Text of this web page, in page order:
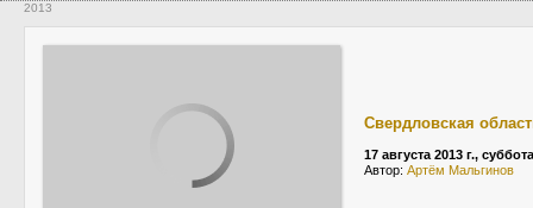
2013
Свердловская
17 августа 2013 г., суббота
Автор: Артём Мальгинов